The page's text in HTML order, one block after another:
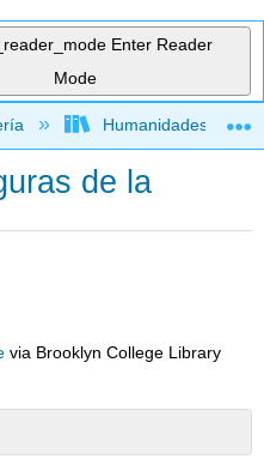
Enter Reader
Mode
global
Humanidades
de la
via Brooklyn College Library